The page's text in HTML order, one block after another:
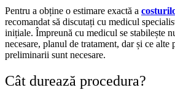
Pentru a obține o estimare exactă a
recomandat să discutați cu medicul
inițiale. Împreună cu medicul se stabilește
necesare, planul de tratament, dar și ce alte
preliminarii sunt necesare.
Cât durează procedura?